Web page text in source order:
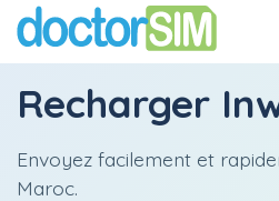
Recharger
Envoyez facilement et
Maroc.